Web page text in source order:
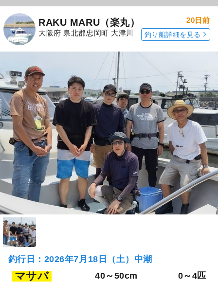
RAKU MARU（楽丸）
大阪府 泉北郡忠岡町 大津川
20日前
釣り船詳細を見る
釣行日：2026年7月18日（土）中潮
マサバ 40～50cm 0～4匹